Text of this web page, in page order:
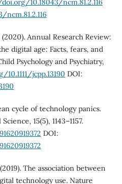
10.18043/ncm.81.2.116
Annual Research Review:
digital age: Facts, fears, and
Psychology and Psychiatry,
jcpp.13190 DOI:
cycle of technology panics.
15(5), 1143–1157.
DOI:
The association between
technology use. Nature